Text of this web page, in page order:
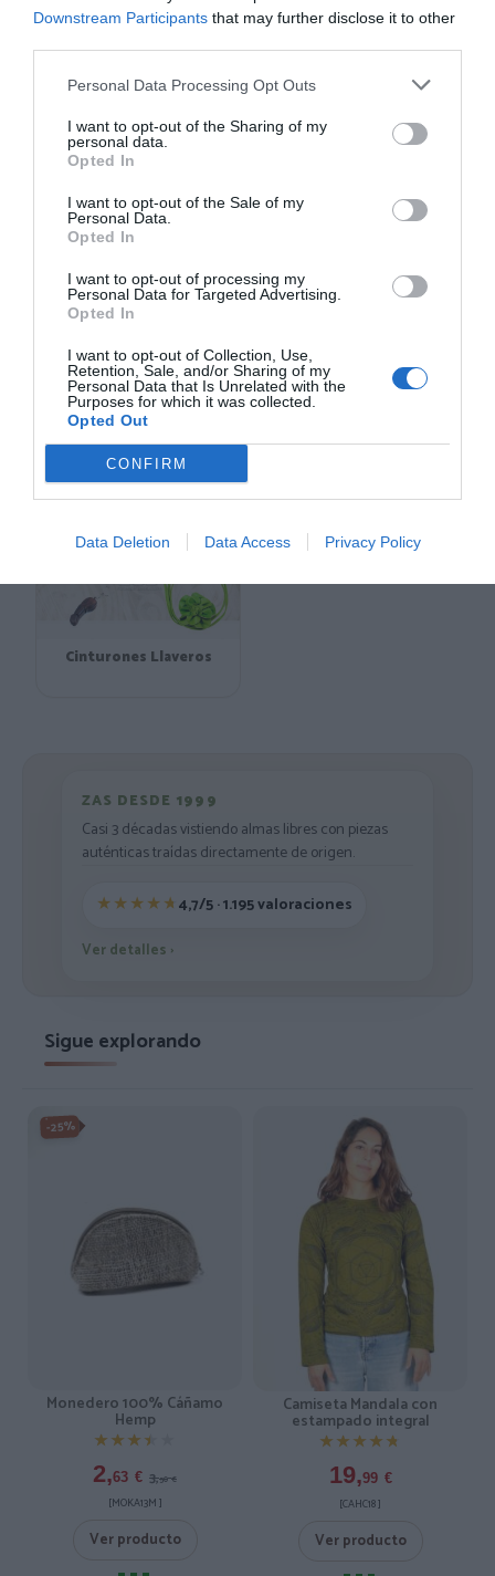
Downstream Participants that may further disclose it to other
Personal Data Processing Opt Outs
I want to opt-out of the Sharing of my
personal data.
Opted In
I want to opt-out of the Sale of my
Personal Data.
Opted In
I want to opt-out of processing my
Personal Data for Targeted Advertising.
Opted In
I want to opt-out of Collection, Use,
Retention, Sale, and/or Sharing of my
Personal Data that Is Unrelated with the
Purposes for which it was collected.
Opted Out
CONFIRM
Data Deletion Data Access Privacy Policy
Gafas de Sol Root
Relojes de Madera - Root
Carteras y Monederos
Accesorios Pelo
Cinturones Llaveros
ZAS DESDE 1999
Casi 3 décadas vistiendo almas libres con piezas
auténticas traídas directamente de origen.
4,7/5 · 1.195 valoraciones
Ver detalles ›
Sigue explorando
-25%
Monedero 100% Cáñamo
Hemp
★★★★★
★★★★★
2,63 € 3,50 €
[MOKA13M ]
Ver producto
Camiseta Mandala con
estampado integral
★★★★★
★★★★★
19,99 €
[CAHC18 ]
Ver producto